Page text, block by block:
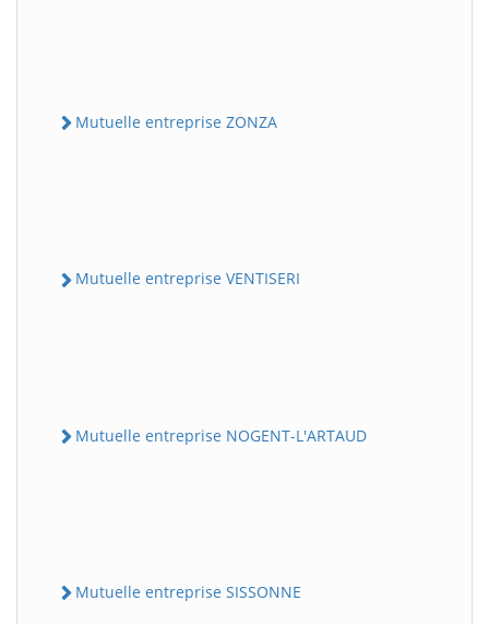
Mutuelle entreprise ZONZA
Mutuelle entreprise VENTISERI
Mutuelle entreprise NOGENT-L'ARTAUD
Mutuelle entreprise SISSONNE